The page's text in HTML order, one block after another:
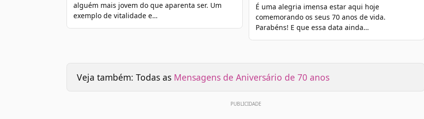
alguém mais jovem do que aparenta ser. Um
exemplo de vitalidade e…
É uma alegria imensa estar aqui hoje
comemorando os seus 70 anos de vida.
Parabéns! E que essa data ainda…
Veja também: Todas as Mensagens de Aniversário de 70 anos